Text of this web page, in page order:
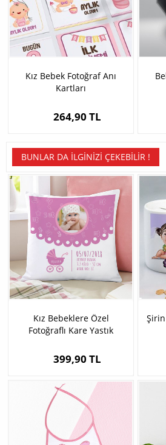
Kız Bebek Fotoğraf Anı
Kartları
264,90 TL
BUNLAR DA İLGINIZI ÇEKEBILIR !
Kız Bebeklere Özel
Fotoğraflı Kare Yastık
399,90 TL